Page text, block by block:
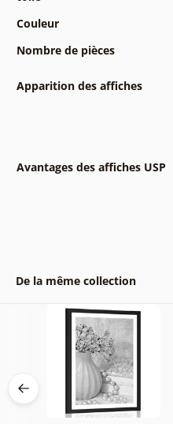
Couleur
Nombre de pièces
Apparition des affiches
Avantages des affiches USP
De la même collection